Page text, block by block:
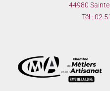
44980
Tél : 02